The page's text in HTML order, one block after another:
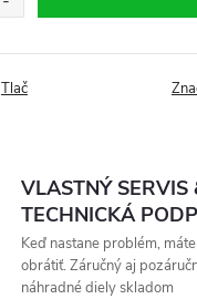
Tlač
VLASTNÝ SERVIS
TECHNICKÁ
Keď nastane problém,
obrátiť. Záručný aj
náhradné diely skladom